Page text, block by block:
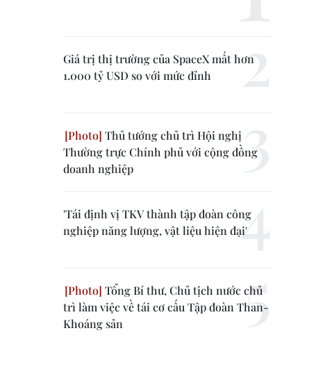
Giá trị thị trường của SpaceX mất hơn
1.000 tỷ USD so với mức đỉnh
Thủ tướng chủ trì Hội nghị
Thường trực Chính phủ với cộng đồng
doanh nghiệp
'Tái định vị TKV thành tập đoàn công
nghiệp năng lượng, vật liệu hiện đại'
Tổng Bí thư, Chủ tịch nước chủ
trì làm việc về tái cơ cấu Tập đoàn Than-
Khoáng sản